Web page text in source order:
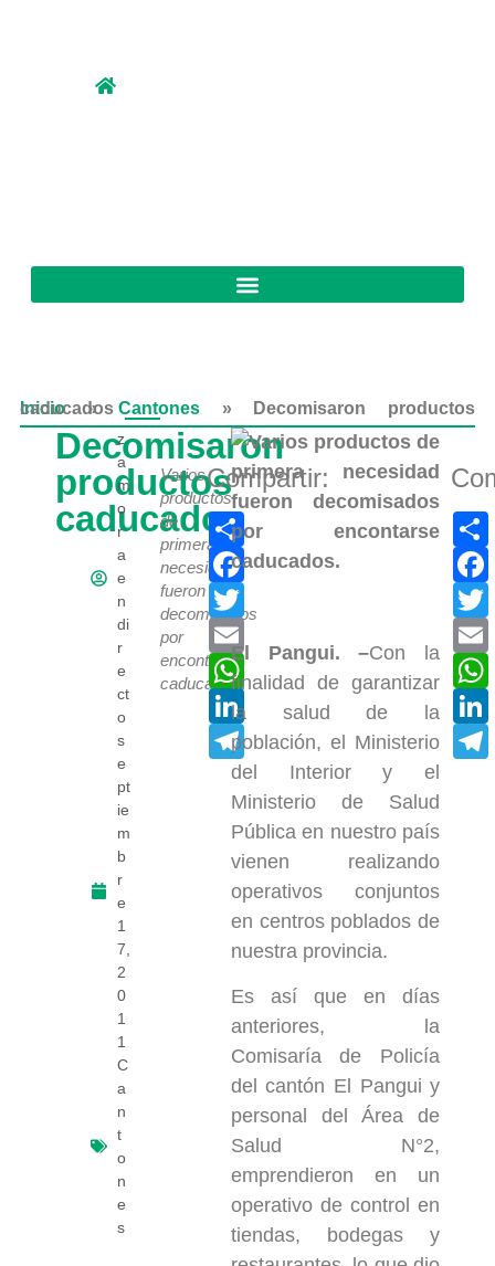
Inicio»Cantones »
Decomisaron productos caducados
Decomisaron
productos
caducados
z
a
m
o
r
a
e
n
di
r
e
ct
o
s
e
pt
ie
m
b
r
e
1
7,
2
0
1
1
C
a
n
t
o
n
e
s
Varios
productos
de
primera
necesidad
fueron
decomisados
por
encontarse
caducados.
Compartir:
Compartir
Facebook
Twitter
Email
WhatsApp
LinkedIn
Telegram
El Pangui. –Con la
finalidad de garantizar
la salud de la
población, el Ministerio
del Interior y el
Ministerio de Salud
Pública en nuestro país
vienen realizando
operativos conjuntos
en centros poblados de
nuestra provincia.
Es así que en días
anteriores, la
Comisaría de Policía
del cantón El Pangui y
personal del Área de
Salud N°2,
emprendieron en un
operativo de control en
tiendas, bodegas y